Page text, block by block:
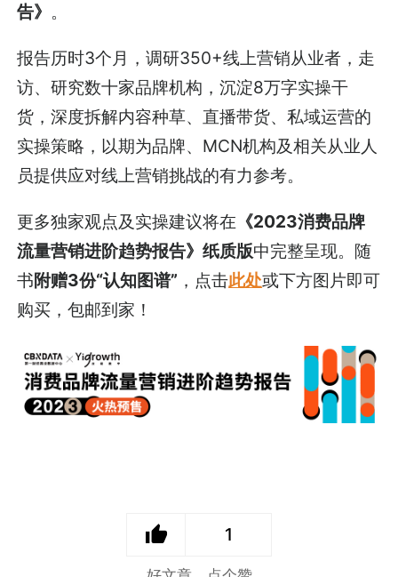
告》 。
报告历时3个月，调研350+线上营销从业者，走
访、研究数十家品牌机构，沉淀8万字实操干
货，深度拆解内容种草、直播带货、私域运营的
实操策略，以期为品牌、MCN机构及相关从业人
员提供应对线上营销挑战的有力参考。
更多独家观点及实操建议将在 《2023消费品牌
流量营销进阶趋势报告》纸质版中完整呈现。随
书附赠3份“认知图谱” ，点击此处或下方图片即可
购买，包邮到家！
1